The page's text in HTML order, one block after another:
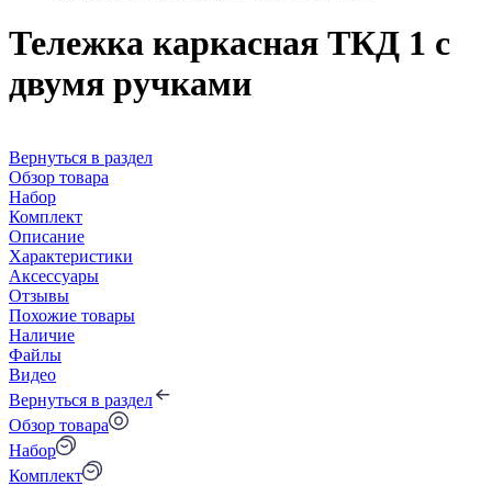
Тележка каркасная ТКД 1 с
двумя ручками
Вернуться в раздел
Обзор товара
Набор
Комплект
Описание
Характеристики
Аксессуары
Отзывы
Похожие товары
Наличие
Файлы
Видео
Вернуться в раздел
Обзор товара
Набор
Комплект